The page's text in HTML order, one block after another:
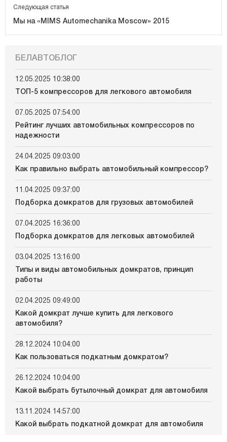
БЕЛАВТОБЛОГ
12.05.2025 10:38:00
ТОП-5 компрессоров для легкового автомобиля
07.05.2025 07:54:00
Рейтинг лучших автомобильных компрессоров по
надежности
24.04.2025 09:03:00
Как правильно выбрать автомобильный компрессор?
11.04.2025 09:37:00
Подборка домкратов для грузовых автомобилей
07.04.2025 16:36:00
Подборка домкратов для легковых автомобилей
03.04.2025 13:16:00
Типы и виды автомобильных домкратов, принцип
работы
02.04.2025 09:49:00
Какой домкрат лучше купить для легкового
автомобиля?
28.12.2024 10:04:00
Как пользоваться подкатным домкратом?
26.12.2024 10:04:00
Какой выбрать бутылочный домкрат для автомобиля
13.11.2024 14:57:00
Какой выбрать подкатной домкрат для автомобиля
Следующая статья
Мы на «MIMS Automechanika Moscow» 2015